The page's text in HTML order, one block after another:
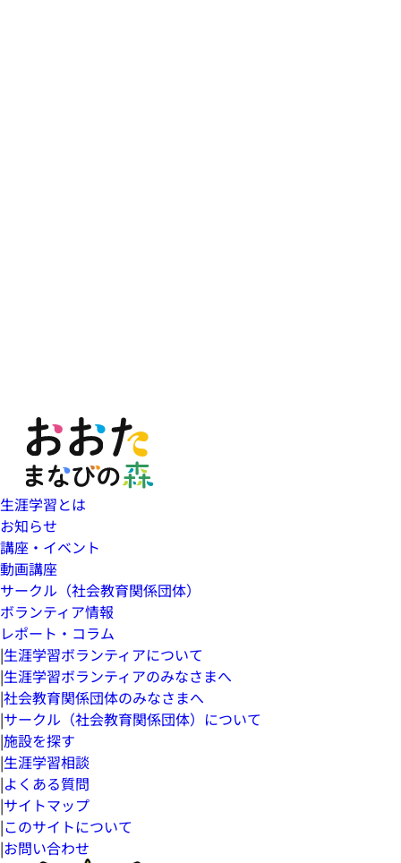
生涯学習とは
お知らせ
講座・イベント
動画講座
サークル（社会教育関係団体）
ボランティア情報
レポート・コラム
|生涯学習ボランティアについて
|生涯学習ボランティアのみなさまへ
|社会教育関係団体のみなさまへ
|サークル（社会教育関係団体）について
|施設を探す
|生涯学習相談
|よくある質問
|サイトマップ
|このサイトについて
|お問い合わせ